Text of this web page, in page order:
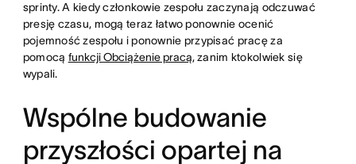
sprinty. A kiedy członkowie zespołu zaczynają odczuwać
presję czasu, mogą teraz łatwo ponownie ocenić
pojemność zespołu i ponownie przypisać pracę za
pomocą funkcji Obciążenie pracą, zanim ktokolwiek się
wypali.
Wspólne budowanie
przyszłości opartej na